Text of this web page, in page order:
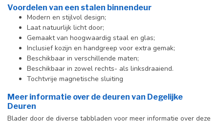
Voordelen van een stalen binnendeur
Modern en stijlvol design;
Laat natuurlijk licht door;
Gemaakt van hoogwaardig staal en glas;
Inclusief kozijn en handgreep voor extra gemak;
Beschikbaar in verschillende maten;
Beschikbaar in zowel rechts- als linksdraaiend.
Tochtvrije magnetische sluiting
Meer informatie over de deuren van Degelijke
Deuren
Blader door de diverse tabbladen voor meer informatie over deze